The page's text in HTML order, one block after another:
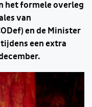
het formele overleg
van
en de Minister
een extra